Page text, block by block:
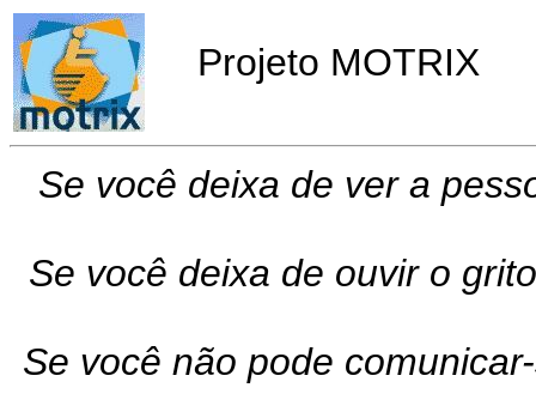
Projeto MOTRIX
Se você deixa de ver a
Se você deixa de ouvir o
Se você não pode